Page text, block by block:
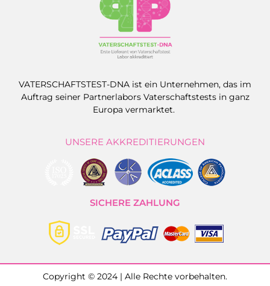
VATERSCHAFTSTEST-DNA ist ein Unternehmen, das im
Auftrag seiner Partnerlabors Vaterschaftstests in ganz
Europa vermarktet.
UNSERE AKKREDITIERUNGEN
SICHERE ZAHLUNG
Copyright © 2024 | Alle Rechte vorbehalten.